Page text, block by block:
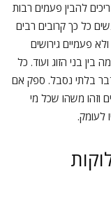
להבין פעמים רבות
כל כך קרובים רבים
פעמיים גירושים
בין בני הזוג ועוד. כל
בלתי נסבל. ספק אם
וזהו משהו שכל מי
לעומק.